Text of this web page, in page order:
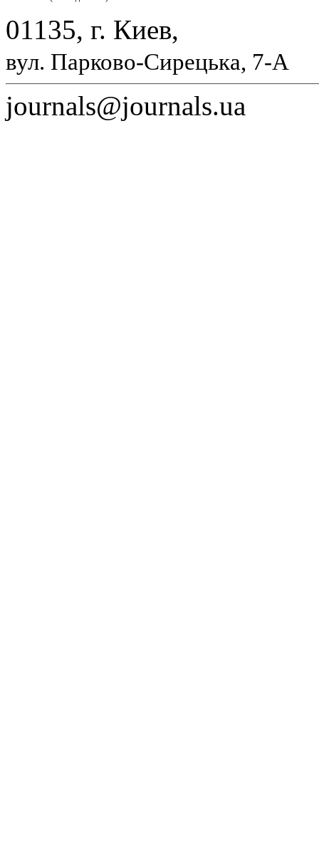
01135, г. Киев,
вул. Парково-Сирецька, 7-А
journals@journals.ua